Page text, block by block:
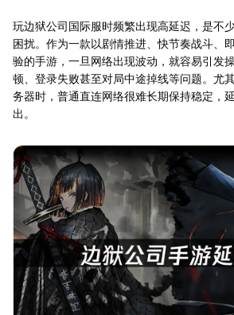
玩边狱公司国际服时频繁出现高延迟，是不
困扰。作为一款以剧情推进、快节奏战斗、
验的手游，一旦网络出现波动，就容易引发
顿、登录失败甚至对局中途掉线等问题。尤
务器时，普通直连网络很难长期保持稳定，
出。